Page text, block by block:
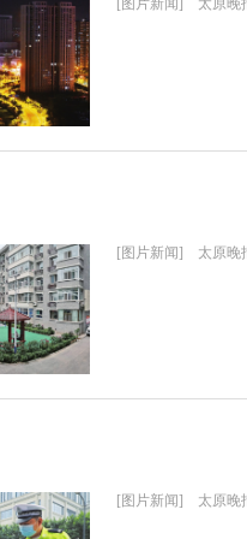
[图片新闻] 太原晚
[图片新闻] 太原晚
[图片新闻] 太原晚